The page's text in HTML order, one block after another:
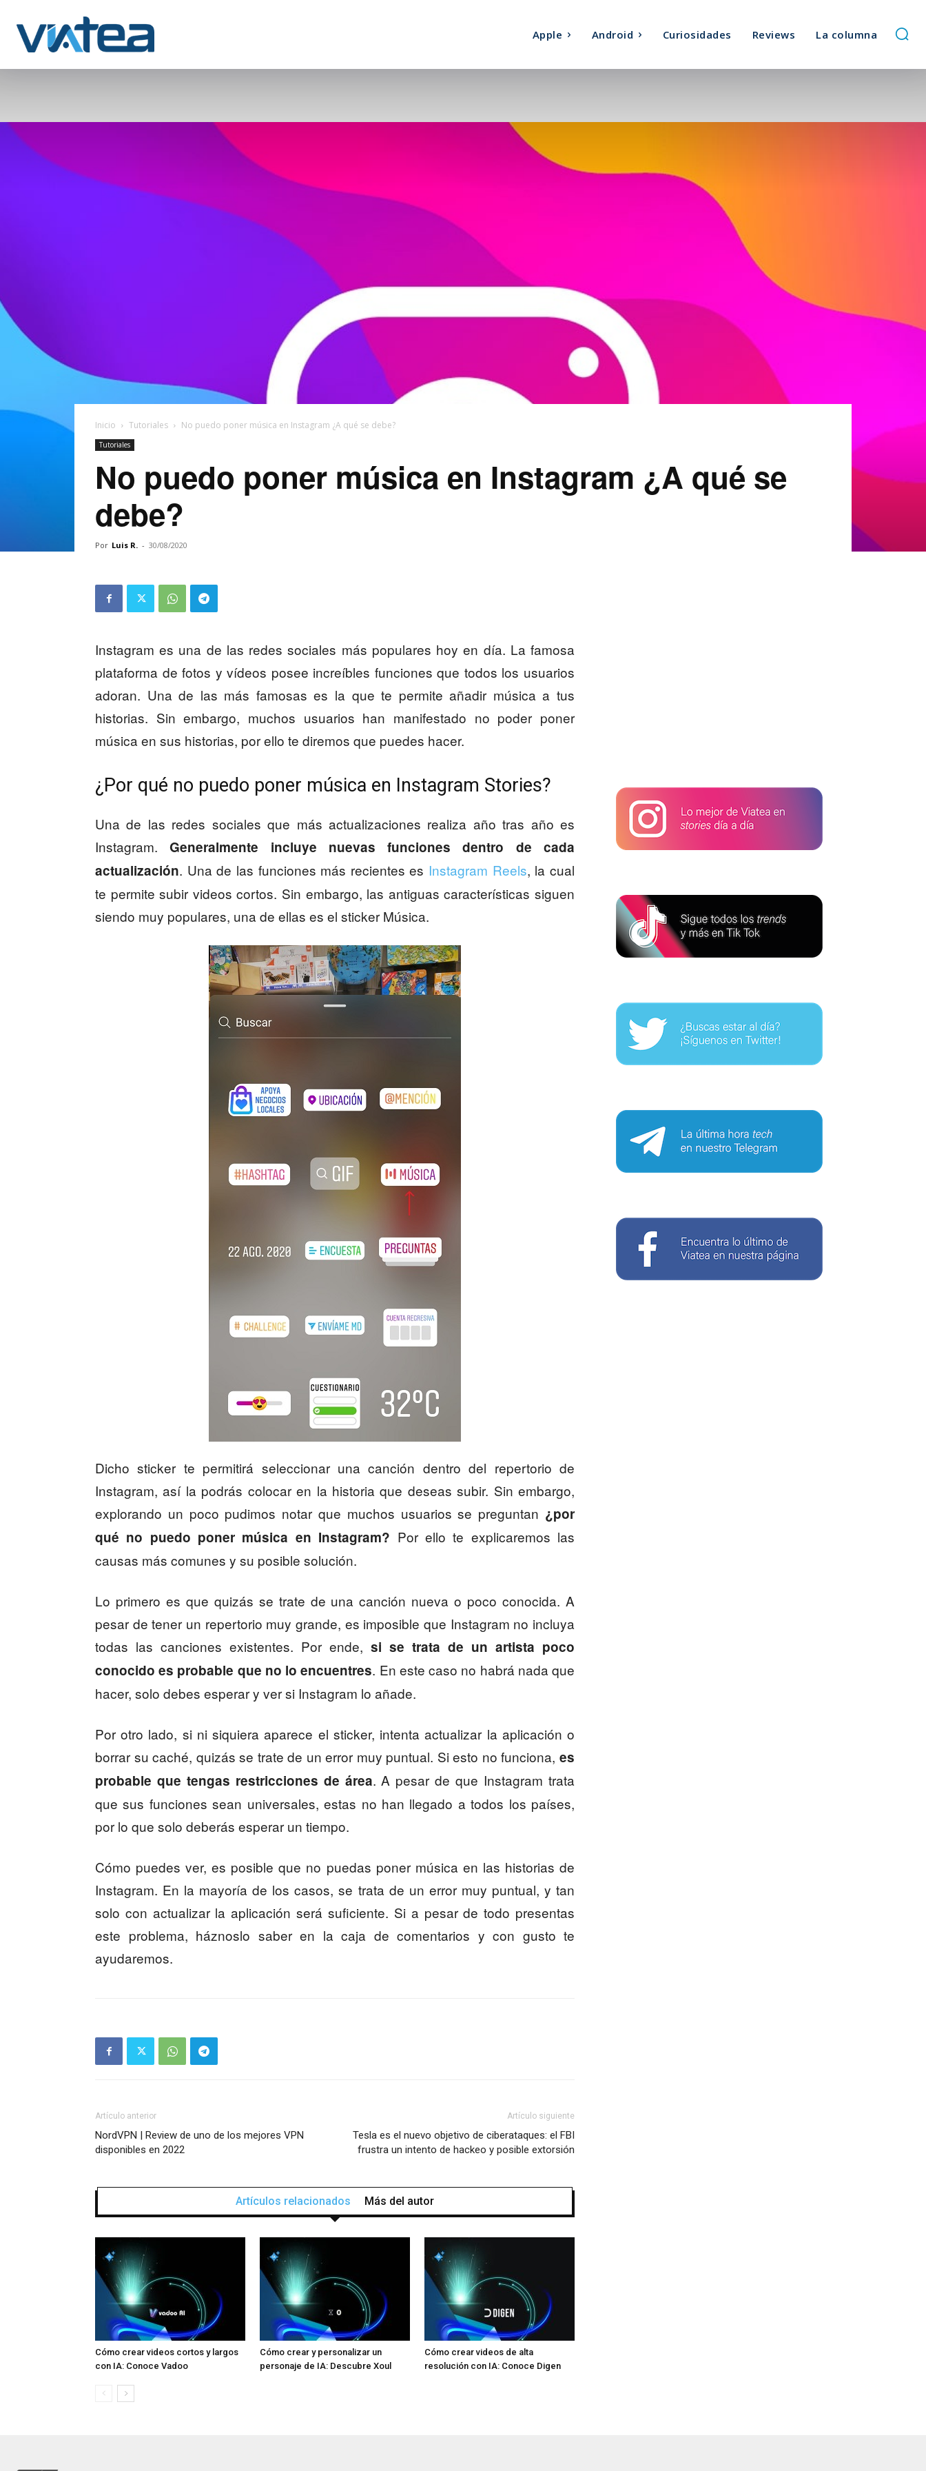
Apple Android Curiosidades Reviews La columna
Inicio Tutoriales No puedo poner música en Instagram ¿A qué se debe?
Tutoriales
No puedo poner música en Instagram ¿A qué se
debe?
Por Luis R. - 30/08/2020
Instagram es una de las redes sociales más populares hoy en día. La famosa
plataforma de fotos y vídeos posee increíbles funciones que todos los usuarios
adoran. Una de las más famosas es la que te permite añadir música a tus
historias. Sin embargo, muchos usuarios han manifestado no poder poner
música en sus historias, por ello te diremos que puedes hacer.
¿Por qué no puedo poner música en Instagram Stories?
Una de las redes sociales que más actualizaciones realiza año tras año es
Instagram.Generalmente incluye nuevas funciones dentro de cada
actualización. Una de las funciones más recientes es Instagram Reels, la cual
te permite subir videos cortos. Sin embargo, las antiguas características siguen
siendo muy populares, una de ellas es el sticker Música.
Dicho sticker te permitirá seleccionar una canción dentro del repertorio de
Instagram, así la podrás colocar en la historia que deseas subir. Sin embargo,
explorando un poco pudimos notar que muchos usuarios se preguntan ¿por
qué no puedo poner música en Instagram? Por ello te explicaremos las
causas más comunes y su posible solución.
Lo primero es que quizás se trate de una canción nueva o poco conocida. A
pesar de tener un repertorio muy grande, es imposible que Instagram no incluya
todas las canciones existentes. Por ende, si se trata de un artista poco
conocido es probable que no lo encuentres. En este caso no habrá nada que
hacer, solo debes esperar y ver si Instagram lo añade.
Por otro lado, si ni siquiera aparece el sticker, intenta actualizar la aplicación o
borrar su caché, quizás se trate de un error muy puntual. Si esto no funciona, es
probable que tengas restricciones de área. A pesar de que Instagram trata
que sus funciones sean universales, estas no han llegado a todos los países,
por lo que solo deberás esperar un tiempo.
Cómo puedes ver, es posible que no puedas poner música en las historias de
Instagram. En la mayoría de los casos, se trata de un error muy puntual, y tan
solo con actualizar la aplicación será suficiente. Si a pesar de todo presentas
este problema, háznoslo saber en la caja de comentarios y con gusto te
ayudaremos.
Artículo anterior
NordVPN | Review de uno de los mejores VPN
disponibles en 2022
Artículo siguiente
Tesla es el nuevo objetivo de ciberataques: el FBI
frustra un intento de hackeo y posible extorsión
Artículos relacionados Más del autor
Cómo crear videos cortos y largos
con IA: Conoce Vadoo
Cómo crear y personalizar un
personaje de IA: Descubre Xoul
Cómo crear videos de alta
resolución con IA: Conoce Digen